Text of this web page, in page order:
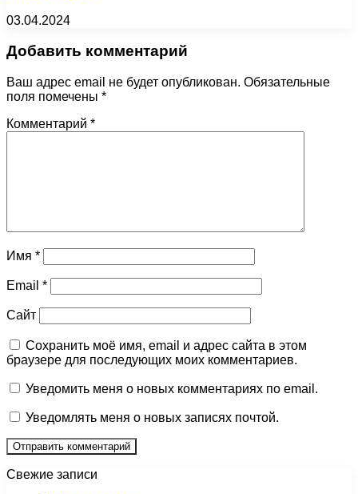
03.04.2024
Добавить комментарий
Ваш адрес email не будет опубликован. Обязательные
поля помечены *
Комментарий *
Имя *
Email *
Сайт
Сохранить моё имя, email и адрес сайта в этом
браузере для последующих моих комментариев.
Уведомить меня о новых комментариях по email.
Уведомлять меня о новых записях почтой.
Свежие записи